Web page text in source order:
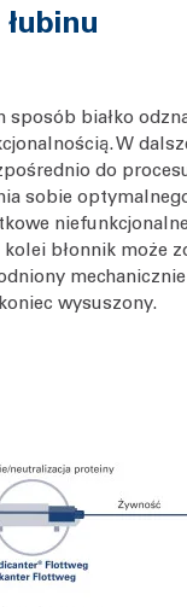
sposób białko
W
do
sobie
błonnik może
wysuszony.